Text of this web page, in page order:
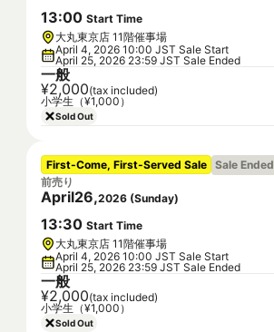
13:00 Start Time
大丸東京店 11階催事場
April 4, 2026 10:00 JST Sale Start
April 25, 2026 23:59 JST Sale Ended
一般
¥2,000(tax included)
小学生（¥1,000）
Sold Out
First-Come, First-Served Sale Sale Ended
前売り
April26,2026 (Sunday)
13:30 Start Time
大丸東京店 11階催事場
April 4, 2026 10:00 JST Sale Start
April 25, 2026 23:59 JST Sale Ended
一般
¥2,000(tax included)
小学生（¥1,000）
Sold Out